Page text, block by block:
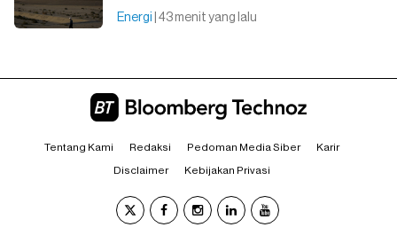
Energi | 43 menit yang lalu
Tentang Kami Redaksi Pedoman Media Siber Karir
Disclaimer Kebijakan Privasi